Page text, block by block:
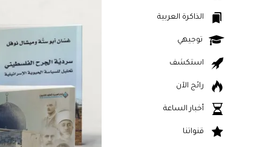
الذاكرة العربية
توجيهي
استكشف
رائج الآن
أخبار الساعة
قنواتنا